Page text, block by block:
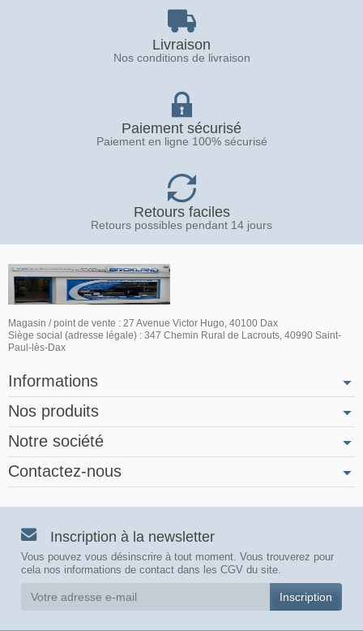
Livraison
Nos conditions de livraison
Paiement sécurisé
Paiement en ligne 100% sécurisé
Retours faciles
Retours possibles pendant 14 jours
Magasin / point de vente : 27 Avenue Victor Hugo, 40100 Dax
Siège social (adresse légale) : 347 Chemin Rural de Lacrouts, 40990 Saint-
Paul-lès-Dax
Informations
Nos produits
Notre société
Contactez-nous
Inscription à la newsletter
Vous pouvez vous désinscrire à tout moment. Vous trouverez pour
cela nos informations de contact dans les CGV du site.